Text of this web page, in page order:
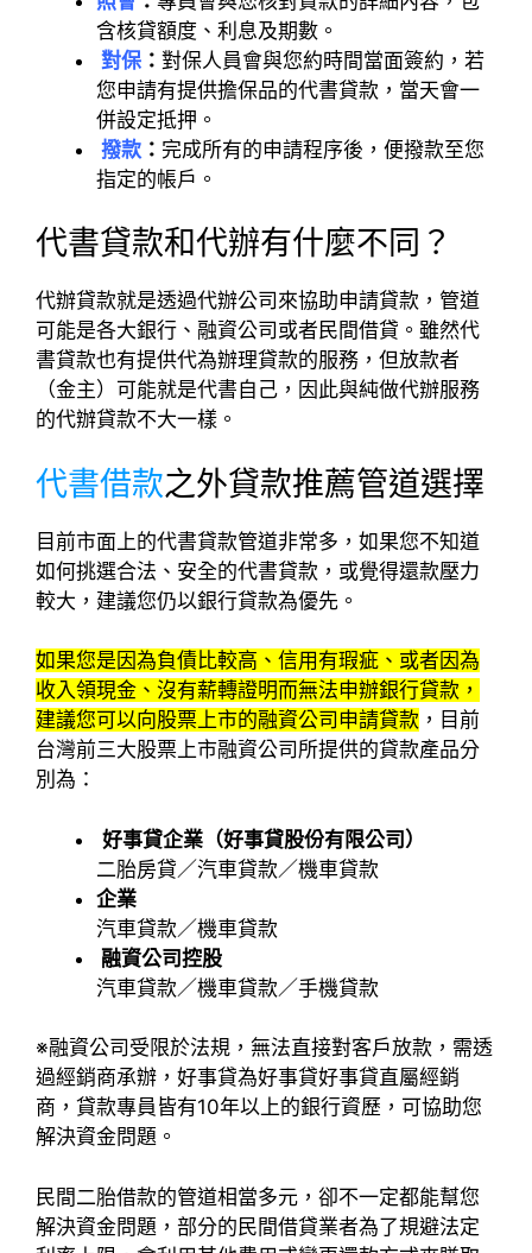
含核貸額度、利息及期數。
對保 ： 對保人員會與您約時間當面簽約，若
您申請有提供擔保品的代書貸款，當天會一
併設定抵押。
撥款 ： 完成所有的申請程序後，便撥款至您
指定的帳戶。
代書貸款和代辦有什麼不同？
代辦貸款就是透過代辦公司來協助申請貸款，管道
可能是各大銀行、融資公司或者民間借貸。雖然代
書貸款也有提供代為辦理貸款的服務，但放款者
（金主）可能就是代書自己，因此與純做代辦服務
的代辦貸款不大一樣。
代書借款之外貸款推薦管道選擇
目前市面上的代書貸款管道非常多，如果您不知道
如何挑選合法、安全的代書貸款，或覺得還款壓力
較大，建議您仍以銀行貸款為優先。
如果您是因為負債比較高、信用有瑕疵、或者因為
收入領現金、沒有薪轉證明而無法申辦銀行貸款，
建議您可以向股票上市的融資公司申請貸款 ，目前
台灣前三大股票上市融資公司所提供的貸款產品分
別為：
好事貸企業（好事貸股份有限公司）
二胎房貸／汽車貸款／機車貸款
企業
汽車貸款／機車貸款
融資公司控股
汽車貸款／機車貸款／手機貸款
※融資公司受限於法規，無法直接對客戶放款，需透
過經銷商承辦，好事貸為好事貸好事貸直屬經銷
商，貸款專員皆有10年以上的銀行資歷，可協助您
解決資金問題。
民間二胎借款的管道相當多元，卻不一定都能幫您
解決資金問題，部分的民間借貸業者為了規避法定